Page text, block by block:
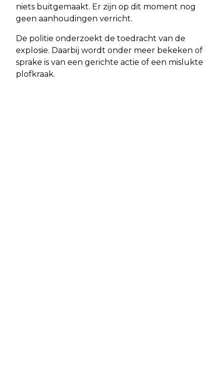
niets buitgemaakt. Er zijn op dit moment nog
geen aanhoudingen verricht.
De politie onderzoekt de toedracht van de
explosie. Daarbij wordt onder meer bekeken of
sprake is van een gerichte actie of een mislukte
plofkraak.